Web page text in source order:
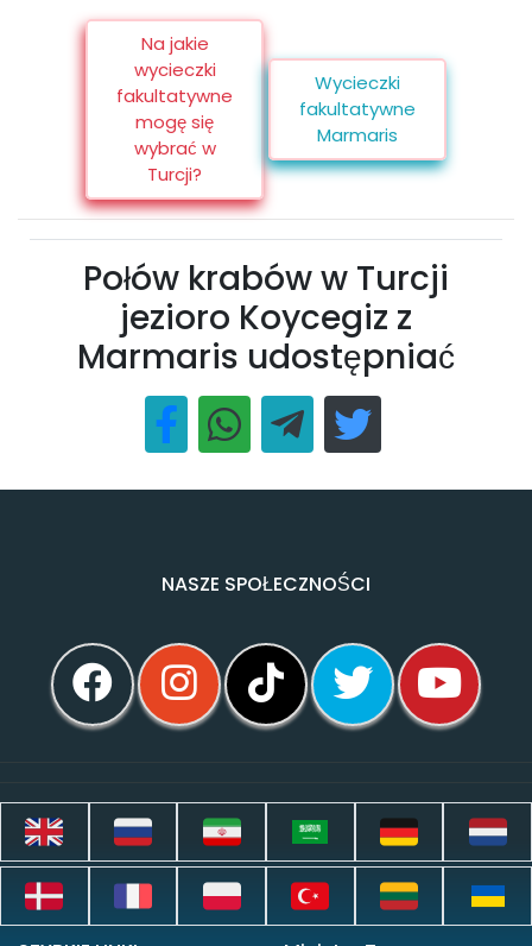
Na jakie
wycieczki
fakultatywne
mogę się
wybrać w
Turcji?
Wycieczki
fakultatywne
Marmaris
Połów krabów w Turcji
jezioro Koycegiz z
Marmaris udostępniać
NASZE SPOŁECZNOŚCI